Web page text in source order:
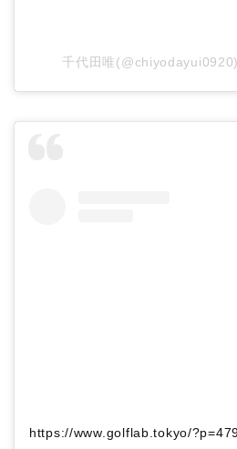
千代田唯
https://www.golflab.tokyo/